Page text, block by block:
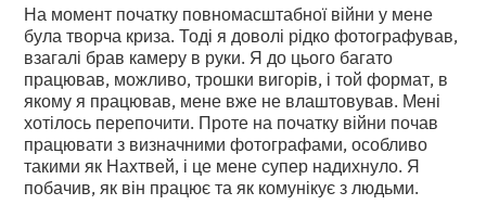
На момент початку повномасштабної війни у мене
була творча криза. Тоді я доволі рідко фотографував,
взагалі брав камеру в руки. Я до цього багато
працював, можливо, трошки вигорів, і той формат, в
якому я працював, мене вже не влаштовував. Мені
хотілось перепочити. Проте на початку війни почав
працювати з визначними фотографами, особливо
такими як Нахтвей, і це мене супер надихнуло. Я
побачив, як він працює та як комунікує з людьми.